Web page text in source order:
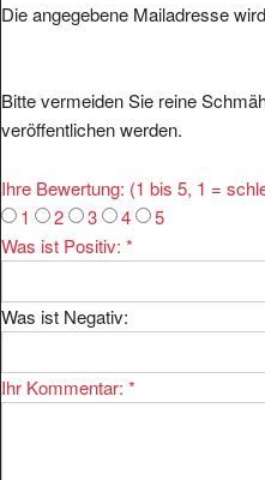
Die angegebene Mailadresse
Bitte vermeiden Sie reine
veröffentlichen werden.
Ihre Bewertung: (1 bis 5, 1 =
1
2 3 4
5
Was ist Positiv: *
Was ist Negativ:
Ihr Kommentar: *